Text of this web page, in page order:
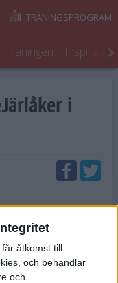
åtkomst till
och behandlar
och
Träningen
TRÄNINGSPROGRAM
i
maraton på
från Falun